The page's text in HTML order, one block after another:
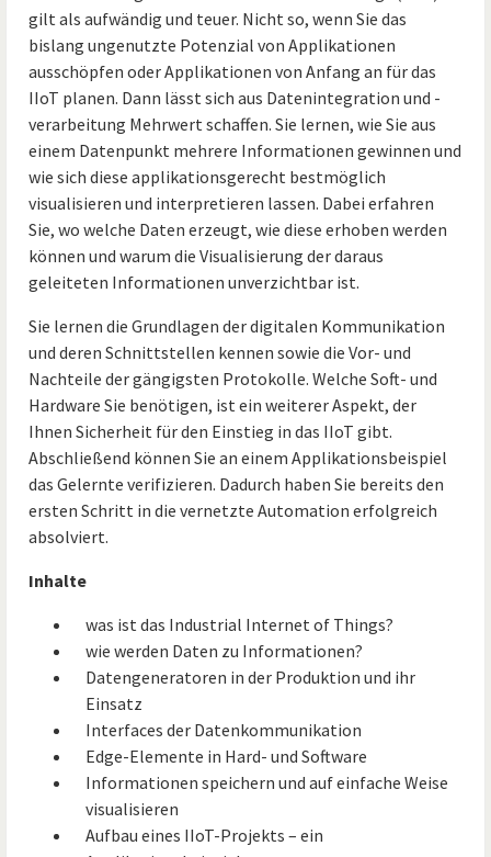
gilt als aufwändig und teuer. Nicht so, wenn Sie das
bislang ungenutzte Potenzial von Applikationen
ausschöpfen oder Applikationen von Anfang an für das
IIoT planen. Dann lässt sich aus Datenintegration und -
verarbeitung Mehrwert schaffen. Sie lernen, wie Sie aus
einem Datenpunkt mehrere Informationen gewinnen und
wie sich diese applikationsgerecht bestmöglich
visualisieren und interpretieren lassen. Dabei erfahren
Sie, wo welche Daten erzeugt, wie diese erhoben werden
können und warum die Visualisierung der daraus
geleiteten Informationen unverzichtbar ist.
Sie lernen die Grundlagen der digitalen Kommunikation
und deren Schnittstellen kennen sowie die Vor- und
Nachteile der gängigsten Protokolle. Welche Soft- und
Hardware Sie benötigen, ist ein weiterer Aspekt, der
Ihnen Sicherheit für den Einstieg in das IIoT gibt.
Abschließend können Sie an einem Applikationsbeispiel
das Gelernte verifizieren. Dadurch haben Sie bereits den
ersten Schritt in die vernetzte Automation erfolgreich
absolviert.
Inhalte
was ist das Industrial Internet of Things?
wie werden Daten zu Informationen?
Datengeneratoren in der Produktion und ihr
Einsatz
Interfaces der Datenkommunikation
Edge-Elemente in Hard- und Software
Informationen speichern und auf einfache Weise
visualisieren
Aufbau eines IIoT-Projekts – ein